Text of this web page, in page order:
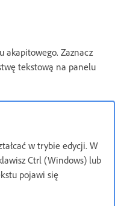
akapitowego. Zaznacz
tekstową na panelu
w trybie edycji. W
Ctrl (Windows) lub
pojawi się